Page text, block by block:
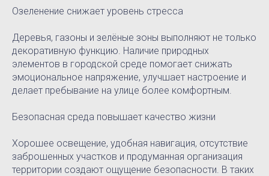
Озеленение снижает уровень стресса
Деревья, газоны и зелёные зоны выполняют не только
декоративную функцию. Наличие природных
элементов в городской среде помогает снижать
эмоциональное напряжение, улучшает настроение и
делает пребывание на улице более комфортным.
Безопасная среда повышает качество жизни
Хорошее освещение, удобная навигация, отсутствие
заброшенных участков и продуманная организация
территории создают ощущение безопасности. В таких